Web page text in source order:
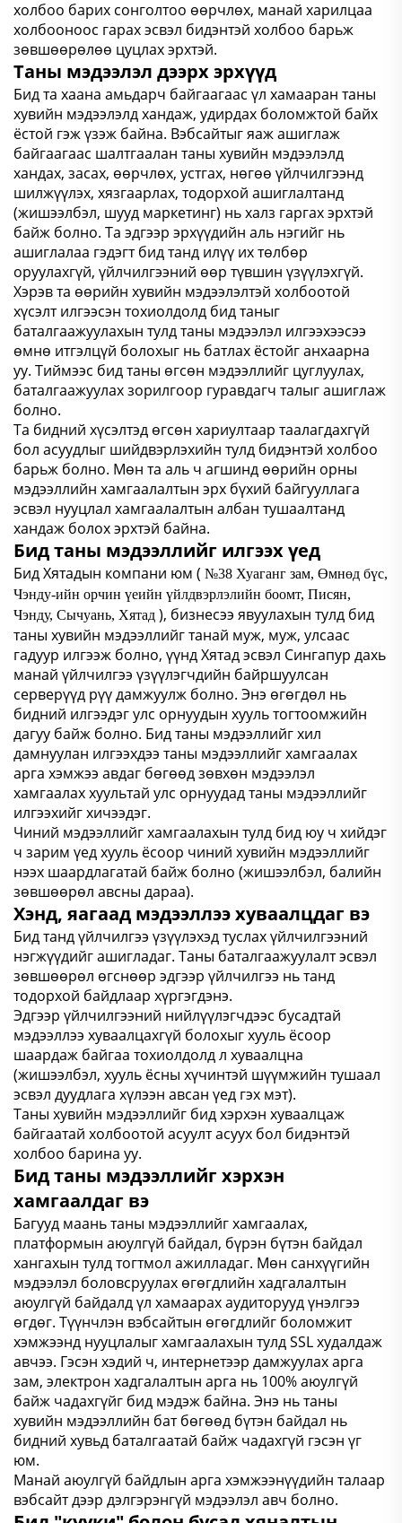
холбоо барих сонголтоо өөрчлөх, манай харилцаа
холбооноос гарах эсвэл бидэнтэй холбоо барьж
зөвшөөрөлөө цуцлах эрхтэй.
Таны мэдээлэл дээрх эрхүүд
Бид та хаана амьдарч байгаагаас үл хамааран таны
хувийн мэдээлэлд хандаж, удирдах боломжтой байх
ёстой гэж үзэж байна. Вэбсайтыг яаж ашиглаж
байгаагаас шалтгаалан таны хувийн мэдээлэлд
хандах, засах, өөрчлөх, устгах, нөгөө үйлчилгээнд
шилжүүлэх, хязгаарлах, тодорхой ашиглалтанд
(жишээлбэл, шууд маркетинг) нь халз гаргах эрхтэй
байж болно. Та эдгээр эрхүүдийн аль нэгийг нь
ашиглалаа гэдэгт бид танд илүү их төлбөр
оруулахгүй, үйлчилгээний өөр түвшин үзүүлэхгүй.
Хэрэв та өөрийн хувийн мэдээлэлтэй холбоотой
хүсэлт илгээсэн тохиолдолд бид таныг
баталгаажуулахын тулд таны мэдээлэл илгээхээсээ
өмнө итгэлцүй болохыг нь батлах ёстойг анхаарна
уу. Тиймээс бид таны өгсөн мэдээллийг цуглуулах,
баталгаажуулах зорилгоор гуравдагч талыг ашиглаж
болно.
Та бидний хүсэлтэд өгсөн хариултаар таалагдахгүй
бол асуудлыг шийдвэрлэхийн тулд бидэнтэй холбоо
барьж болно. Мөн та аль ч агшинд өөрийн орны
мэдээллийн хамгаалалтын эрх бүхий байгууллага
эсвэл нууцлал хамгаалалтын албан тушаалтанд
хандаж болох эрхтэй байна.
Бид таны мэдээллийг илгээх үед
Бид Хятадын компани юм ( №38 Хуаганг зам, Өмнөд бүс,
Чэнду-ийн орчин үеийн үйлдвэрлэлийн боомт, Писян,
Чэнду, Сычуань, Хятад ), бизнесээ явуулахын тулд бид
таны хувийн мэдээллийг танай муж, муж, улсаас
гадуур илгээж болно, үүнд Хятад эсвэл Сингапур дахь
манай үйлчилгээ үзүүлэгчдийн байршуулсан
серверүүд рүү дамжуулж болно. Энэ өгөгдөл нь
бидний илгээдэг улс орнуудын хууль тогтоомжийн
дагуу байж болно. Бид таны мэдээллийг хил
дамнуулан илгээхдээ таны мэдээллийг хамгаалах
арга хэмжээ авдаг бөгөөд зөвхөн мэдээлэл
хамгаалах хуультай улс орнуудад таны мэдээллийг
илгээхийг хичээдэг.
Чиний мэдээллийг хамгаалахын тулд бид юу ч хийдэг
ч зарим үед хууль ёсоор чиний хувийн мэдээллийг
нээх шаардлагатай байж болно (жишээлбэл, балийн
зөвшөөрөл авсны дараа).
Хэнд, яагаад мэдээллээ хуваалцдаг вэ
Бид танд үйлчилгээ үзүүлэхэд туслах үйлчилгээний
нэгжүүдийг ашигладаг. Таны баталгаажуулалт эсвэл
зөвшөөрөл өгснөөр эдгээр үйлчилгээ нь танд
тодорхой байдлаар хүргэгдэнэ.
Эдгээр үйлчилгээний нийлүүлэгчдээс бусадтай
мэдээллээ хуваалцахгүй болохыг хууль ёсоор
шаардаж байгаа тохиолдолд л хуваалцна
(жишээлбэл, хууль ёсны хүчинтэй шүүмжийн тушаал
эсвэл дуудлага хүлээн авсан үед гэх мэт).
Таны хувийн мэдээллийг бид хэрхэн хуваалцаж
байгаатай холбоотой асуулт асуух бол бидэнтэй
холбоо барина уу.
Бид таны мэдээллийг хэрхэн
хамгаалдаг вэ
Багууд маань таны мэдээллийг хамгаалах,
платформын аюулгүй байдал, бүрэн бүтэн байдал
хангахын тулд тогтмол ажилладаг. Мөн санхүүгийн
мэдээлэл боловсруулах өгөгдлийн хадгалалтын
аюулгүй байдалд үл хамаарах аудиторууд үнэлгээ
өгдөг. Түүнчлэн вэбсайтын өгөгдлийг боломжит
хэмжээнд нууцлалыг хамгаалахын тулд SSL худалдаж
авчээ. Гэсэн хэдий ч, интернетээр дамжуулах арга
зам, электрон хадгалалтын арга нь 100% аюулгүй
байж чадахгүйг бид мэдэж байна. Энэ нь таны
хувийн мэдээллийн бат бөгөөд бүтэн байдал нь
бидний хувьд баталгаатай байж чадахгүй гэсэн үг
юм.
Манай аюулгүй байдлын арга хэмжээнүүдийн талаар
вэбсайт дээр дэлгэрэнгүй мэдээлэл авч болно.